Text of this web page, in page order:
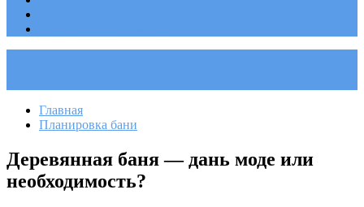
Главная
Планировка бани
Деревянная баня — дань моде или
необходимость?